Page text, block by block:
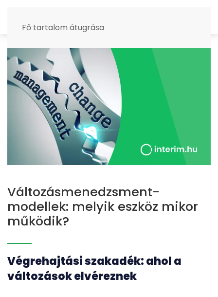
Fő tartalom átugrása
Változásmenedzsment-
modellek: melyik eszköz mikor
működik?
Végrehajtási szakadék: ahol a
változások elvéreznek